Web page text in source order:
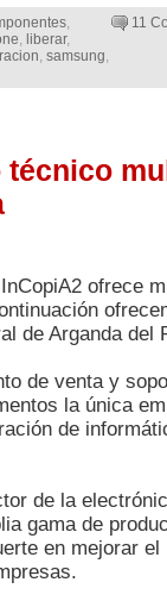
,
, liberar,
, samsung,
11
ofrece
de Arganda del
de venta y
la única
de
de la
gama de
en mejorar